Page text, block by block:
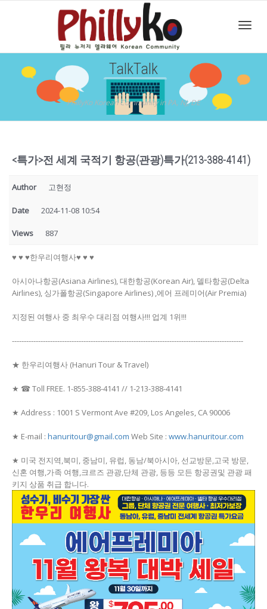
TalkTalk
PhillyKo Korean Community in PA, NJ, DE
<특가>전 세계 국적기 항공(관광)특가(213-388-4141)
Author 고현정
Date 2024-11-08 10:54
Views 887
♥ ♥ ♥한우리여행사♥ ♥ ♥
아시아나항공(Asiana Airlines), 대한항공(Korean Air), 델타항공(Delta
Airlines), 싱가폴항공(Singapore Airlines) ,에어 프레미어(Air Premia)
지정된 여행사 중 최우수 대리점 여행사!!! 업계 1위!!!
-------------------------------------------------------------------------------------------------
★ 한우리여행사 (Hanuri Tour & Travel)
★ ☎ Toll FREE. 1-855-388-4141 // 1-213-388-4141
★ Address : 1001 S Vermont Ave #209, Los Angeles, CA 90006
★ E-mail : hanuritour@gmail.com Web Site : www.hanuritour.com
★ 미국 전지역,북미, 중남미, 유럽, 동남/북아시아, 선교방문,고국 방문,
신혼 여행,가족 여행,크르즈 관광,단체 관광, 등등 모든 항공권및 관광 패
키지 상품 취급 합니다.